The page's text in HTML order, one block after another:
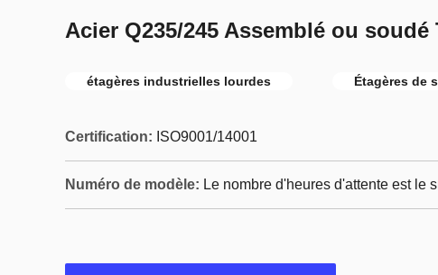
Acier Q235/245 Assemblé ou
étagères industrielles lourdes Étagères de
Certification: ISO9001/14001
Numéro de modèle: Le nombre d'heures d'attente est le